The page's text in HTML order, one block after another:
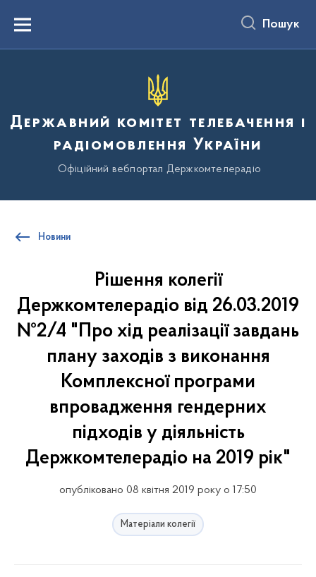
вмістуMenu Пошук
Державний комітет телебачення і
радіомовлення України
Офіційний вебпортал Держкомтелерадіо
Новини
Рішення колегії
Держкомтелерадіо від 26.03.2019
№2/4 "Про хід реалізації завдань
плану заходів з виконання
Комплексної програми
впровадження гендерних
підходів у діяльність
Держкомтелерадіо на 2019 рік"
опубліковано 08 квітня 2019 року о 17:50
Матеріали колегії